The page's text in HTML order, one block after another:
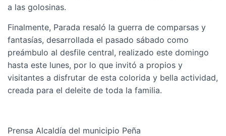
a las golosinas.
Finalmente, Parada resaló la guerra de comparsas y
fantasías, desarrollada el pasado sábado como
preámbulo al desfile central, realizado este domingo
hasta este lunes, por lo que invitó a propios y
visitantes a disfrutar de esta colorida y bella actividad,
creada para el deleite de toda la familia.
Prensa Alcaldía del municipio Peña